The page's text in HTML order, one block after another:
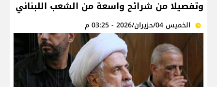
وتفصيلا من شرائح واسعة من الشعب اللبناني
الخميس 04/حزيران/2026 - 03:25 م